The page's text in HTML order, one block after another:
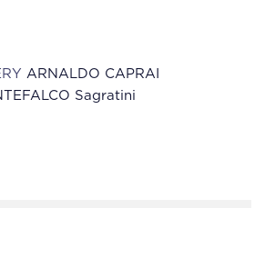
ARNALDO CAPRAI
Sagratini